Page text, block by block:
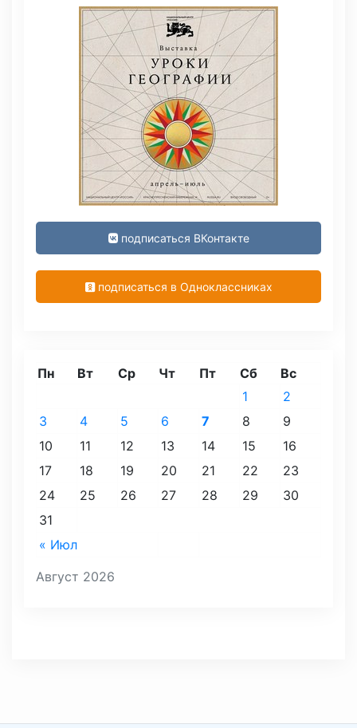
подписаться ВКонтакте
подписаться в Одноклассниках
Август 2026
Пн Вт Ср Чт Пт Сб Вс
« Июл
1
2
3
4 5 6 7 8
9
10
11 12 13 14 15
16
17
18 19 20 21 22
23
24
25 26 27 28 29
30
31